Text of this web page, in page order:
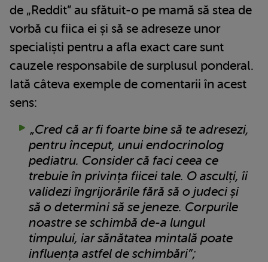
de „Reddit” au sfătuit-o pe mamă să stea de
vorbă cu fiica ei și să se adreseze unor
specialiști pentru a afla exact care sunt
cauzele responsabile de surplusul ponderal.
Iată câteva exemple de comentarii în acest
sens:
„Cred că ar fi foarte bine să te adresezi,
pentru început, unui endocrinolog
pediatru. Consider că faci ceea ce
trebuie în privința fiicei tale. O asculți, îi
validezi îngrijorările fără să o judeci și
să o determini să se jeneze. Corpurile
noastre se schimbă de-a lungul
timpului, iar sănătatea mintală poate
influența astfel de schimbări”;